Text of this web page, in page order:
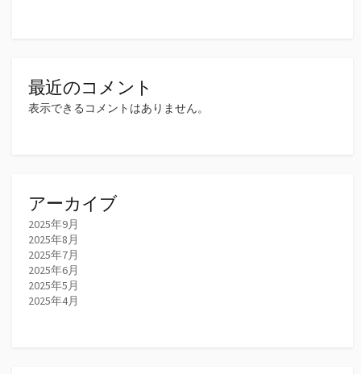
最近のコメント
表示できるコメントはありません。
アーカイブ
2025年9月
2025年8月
2025年7月
2025年6月
2025年5月
2025年4月